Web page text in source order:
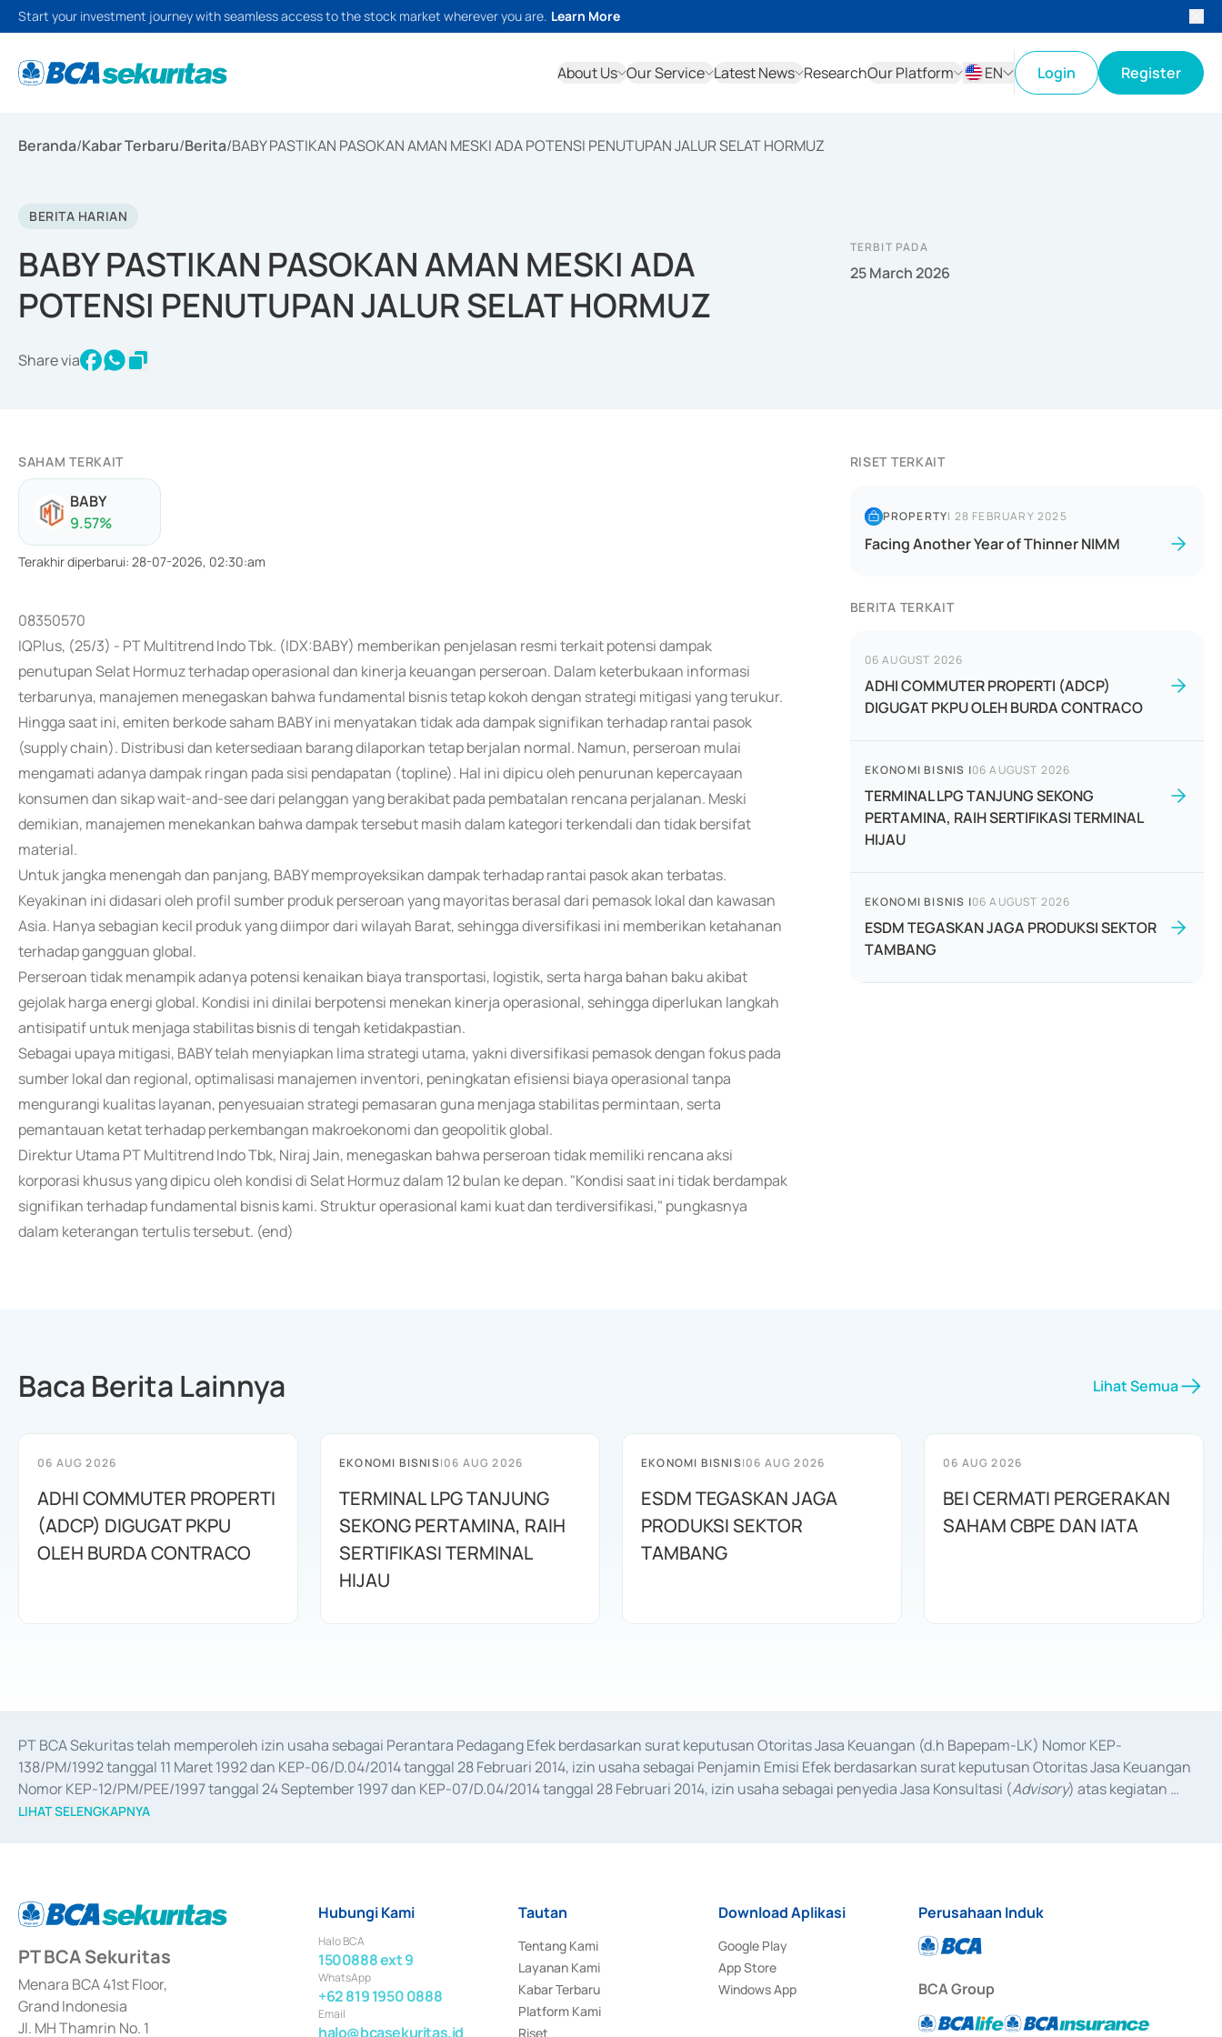
Start your investment journey with seamless access to the stock market wherever you are. Learn More
About Us Our Service Latest News ResearchOur Platform
EN
Login Register
Beranda/Kabar Terbaru/Berita/BABY PASTIKAN PASOKAN AMAN MESKI ADA POTENSI PENUTUPAN JALUR SELAT HORMUZ
BERITA HARIAN
BABY PASTIKAN PASOKAN AMAN MESKI ADA
POTENSI PENUTUPAN JALUR SELAT HORMUZ
Share via
TERBIT PADA
25 March 2026
SAHAM TERKAIT
BABY
9.57%
Terakhir diperbarui: 28-07-2026, 02:30:am
08350570
IQPlus, (25/3) - PT Multitrend Indo Tbk. (IDX:BABY) memberikan penjelasan resmi terkait potensi dampak
penutupan Selat Hormuz terhadap operasional dan kinerja keuangan perseroan. Dalam keterbukaan informasi
terbarunya, manajemen menegaskan bahwa fundamental bisnis tetap kokoh dengan strategi mitigasi yang terukur.
Hingga saat ini, emiten berkode saham BABY ini menyatakan tidak ada dampak signifikan terhadap rantai pasok
(supply chain). Distribusi dan ketersediaan barang dilaporkan tetap berjalan normal. Namun, perseroan mulai
mengamati adanya dampak ringan pada sisi pendapatan (topline). Hal ini dipicu oleh penurunan kepercayaan
konsumen dan sikap wait-and-see dari pelanggan yang berakibat pada pembatalan rencana perjalanan. Meski
demikian, manajemen menekankan bahwa dampak tersebut masih dalam kategori terkendali dan tidak bersifat
material.
Untuk jangka menengah dan panjang, BABY memproyeksikan dampak terhadap rantai pasok akan terbatas.
Keyakinan ini didasari oleh profil sumber produk perseroan yang mayoritas berasal dari pemasok lokal dan kawasan
Asia. Hanya sebagian kecil produk yang diimpor dari wilayah Barat, sehingga diversifikasi ini memberikan ketahanan
terhadap gangguan global.
Perseroan tidak menampik adanya potensi kenaikan biaya transportasi, logistik, serta harga bahan baku akibat
gejolak harga energi global. Kondisi ini dinilai berpotensi menekan kinerja operasional, sehingga diperlukan langkah
antisipatif untuk menjaga stabilitas bisnis di tengah ketidakpastian.
Sebagai upaya mitigasi, BABY telah menyiapkan lima strategi utama, yakni diversifikasi pemasok dengan fokus pada
sumber lokal dan regional, optimalisasi manajemen inventori, peningkatan efisiensi biaya operasional tanpa
mengurangi kualitas layanan, penyesuaian strategi pemasaran guna menjaga stabilitas permintaan, serta
pemantauan ketat terhadap perkembangan makroekonomi dan geopolitik global.
Direktur Utama PT Multitrend Indo Tbk, Niraj Jain, menegaskan bahwa perseroan tidak memiliki rencana aksi
korporasi khusus yang dipicu oleh kondisi di Selat Hormuz dalam 12 bulan ke depan. "Kondisi saat ini tidak berdampak
signifikan terhadap fundamental bisnis kami. Struktur operasional kami kuat dan terdiversifikasi," pungkasnya
dalam keterangan tertulis tersebut. (end)
RISET TERKAIT
PROPERTY| 28 FEBRUARY 2025
Facing Another Year of Thinner NIMM
BERITA TERKAIT
06 AUGUST 2026
ADHI COMMUTER PROPERTI (ADCP)
DIGUGAT PKPU OLEH BURDA CONTRACO
EKONOMI BISNIS |06 AUGUST 2026
TERMINAL LPG TANJUNG SEKONG
PERTAMINA, RAIH SERTIFIKASI TERMINAL
HIJAU
EKONOMI BISNIS |06 AUGUST 2026
ESDM TEGASKAN JAGA PRODUKSI SEKTOR
TAMBANG
Baca Berita Lainnya Lihat Semua
06 AUG 2026
ADHI COMMUTER PROPERTI
(ADCP) DIGUGAT PKPU
OLEH BURDA CONTRACO
EKONOMI BISNIS|06 AUG 2026
TERMINAL LPG TANJUNG
SEKONG PERTAMINA, RAIH
SERTIFIKASI TERMINAL
HIJAU
EKONOMI BISNIS|06 AUG 2026
ESDM TEGASKAN JAGA
PRODUKSI SEKTOR
TAMBANG
06 AUG 2026
BEI CERMATI PERGERAKAN
SAHAM CBPE DAN IATA
PT BCA Sekuritas telah memperoleh izin usaha sebagai Perantara Pedagang Efek berdasarkan surat keputusan Otoritas Jasa Keuangan (d.h Bapepam-LK) Nomor KEP-
138/PM/1992 tanggal 11 Maret 1992 dan KEP-06/D.04/2014 tanggal 28 Februari 2014, izin usaha sebagai Penjamin Emisi Efek berdasarkan surat keputusan Otoritas Jasa Keuangan
Nomor KEP-12/PM/PEE/1997 tanggal 24 September 1997 dan KEP-07/D.04/2014 tanggal 28 Februari 2014, izin usaha sebagai penyedia Jasa Konsultasi (Advisory) atas kegiatan
merger, akuisisi, divestasi, dan
LIHAT SELENGKAPNYA
PT BCA Sekuritas
Menara BCA 41st Floor,
Grand Indonesia
Jl. MH Thamrin No. 1
Hubungi Kami
Halo BCA
1500888 ext 9
WhatsApp
+62 819 1950 0888
Email
halo@bcasekuritas.id
Tautan
Tentang Kami
Layanan Kami
Kabar Terbaru
Platform Kami
Riset
Download Aplikasi
Google Play
App Store
Windows App
Perusahaan Induk
BCA Group